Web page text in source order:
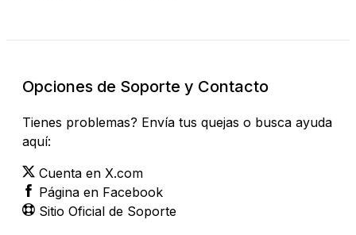
Opciones de Soporte y Contacto
Tienes problemas? Envía tus quejas o busca ayuda
aquí:
Cuenta en X.com
Página en Facebook
Sitio Oficial de Soporte